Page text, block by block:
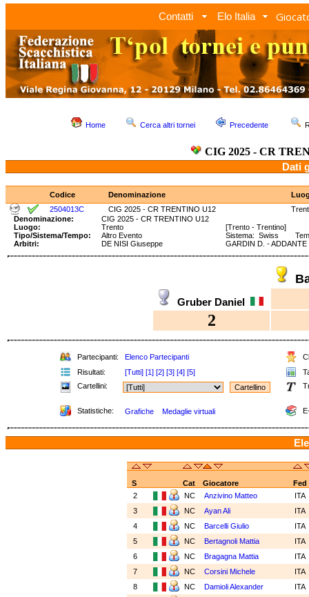
Contatti Elo Italia
Home Cerca altri tornei Precedente
CIG 2025 - CR
Dati
Codice Denominazione
2504013C
CIG 2025 - CR TRENTINO U12
Denominazione:
CIG 2025 - CR TRENTINO U12
Luogo:
Trento
[Trento - Trentino]
Tipo/Sistema/Tempo:
Altro Evento
Sistema: Swiss
Arbitri:
DE NISI Giuseppe GARDIN D. - ADDANTE
Gruber Daniel
2
Partecipanti: Elenco Partecipanti
Risultati:
[Tutti] [1] [2] [3] [4] [5]
Cartellini:
Statistiche: Grafiche Medaglie virtuali
S Cat Giocatore
Fed
2
NC Anzivino Matteo
ITA
3
NC Ayan Ali
ITA
4
NC Barcelli Giulio
ITA
5
NC Bertagnoli Mattia
ITA
6
NC Bragagna Mattia
ITA
7
NC Corsini Michele
ITA
8
NC Damioli Alexander
ITA